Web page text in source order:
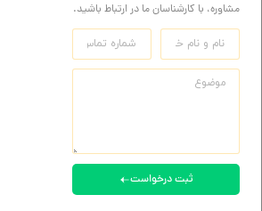
مشاوره، با کارشناسان ما در ارتباط باشید.
ثبت درخواست